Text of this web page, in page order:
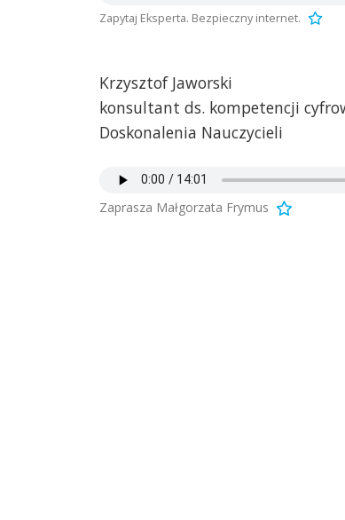
Zapytaj Eksperta. Bezpieczny internet.
Krzysztof Jaworski
konsultant ds. kompetencji
Doskonalenia Nauczycieli
Zaprasza Małgorzata Frymus